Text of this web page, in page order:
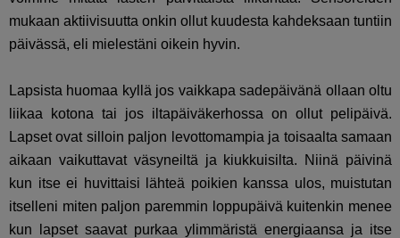
mukaan aktiivisuutta onkin ollut kuudesta kahdeksaan tuntiin
päivässä, eli mielestäni oikein hyvin.
Lapsista huomaa kyllä jos vaikkapa sadepäivänä ollaan oltu
liikaa kotona tai jos iltapäiväkerhossa on ollut pelipäivä.
Lapset ovat silloin paljon levottomampia ja toisaalta samaan
aikaan vaikuttavat väsyneiltä ja kiukkuisilta. Niinä päivinä
kun itse ei huvittaisi lähteä poikien kanssa ulos, muistutan
itselleni miten paljon paremmin loppupäivä kuitenkin menee
kun lapset saavat purkaa ylimmäristä energiaansa ja itse